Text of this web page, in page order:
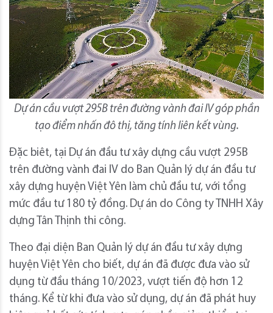
Dự án cầu vượt 295B trên đường vành đai IV góp phần
tạo điểm nhấn đô thị, tăng tính liên kết vùng.
Đặc biêt, tại Dự án đầu tư xây dựng cầu vượt 295B
trên đường vành đai IV do Ban Quản lý dự án đầu tư
xây dựng huyện Việt Yên làm chủ đầu tư, với tổng
mức đầu tư 180 tỷ đồng. Dự án do Công ty TNHH Xây
dựng Tân Thịnh thi công.
Theo đại diện Ban Quản lý dự án đầu tư xây dựng
huyện Việt Yên cho biết, dự án đã được đưa vào sử
dụng từ đầu tháng 10/2023, vượt tiến độ hơn 12
tháng. Kể từ khi đưa vào sử dụng, dự án đã phát huy